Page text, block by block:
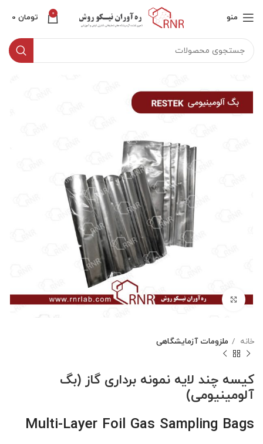
منو 0 تومان
بزرگنمایی تصویر
خانه ملزومات آزمایشگاهی
کیسه چند لایه نمونه برداری گاز (بگ
آلومینیومی)
Multi-Layer Foil Gas Sampling Bags